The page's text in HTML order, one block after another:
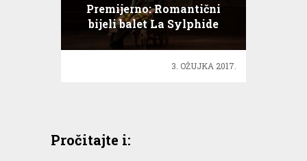
Premijerno: Romantični
bijeli balet La Sylphide
3. OŽUJKA 2017.
Pročitajte i: